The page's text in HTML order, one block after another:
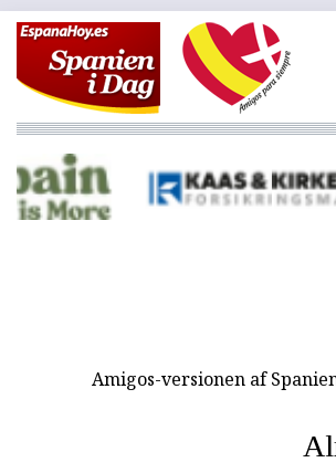
Amigos-versionen af